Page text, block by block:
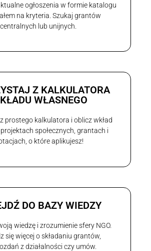
ogłoszenia w formie katalogu
na kryteria. Szukaj grantów
centralnych lub unijnych.
Z KALKULATORA
WŁASNEGO
prostego kalkulatora i oblicz wkład
społecznych, grantach i
o które aplikujesz!
DO BAZY WIEDZY
wiedzę i zrozumienie sfery NGO.
się więcej o składaniu grantów,
z działalności czy umów.